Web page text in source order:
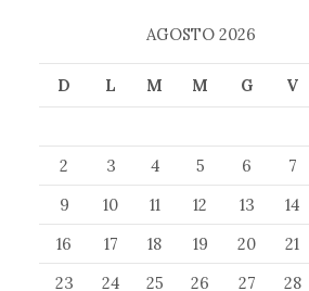
AGOSTO 2026
D L M M G V
2
3 4 5 6 7
9
10 11 12 13 14
16
17 18 19 20 21
23
24 25 26 27 28